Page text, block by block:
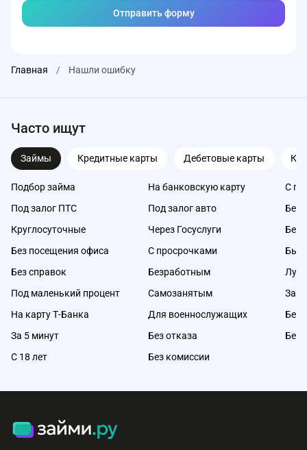
Главная / Нашли ошибку
Часто ищут
Займы Кредитные карты Дебетовые карты
Подбор займа
Под залог ПТС
Круглосуточные
Без посещения офиса
Без справок
Под маленький процент
На карту Т-Банка
За 5 минут
С 18 лет
На банковскую карту
Под залог авто
Через Госуслуги
С просрочками
Безработным
Самозанятым
Для военнослужащих
Без отказа
Без комиссии
С
Без
Без
Без
Без